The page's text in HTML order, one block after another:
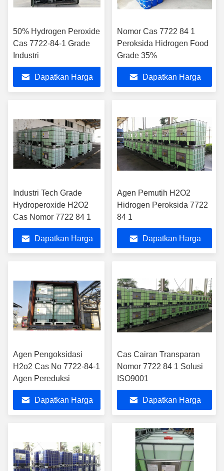
50% Hydrogen Peroxide
Cas 7722-84-1 Grade
Industri
Dapatkan Harga
Nomor Cas 7722 84 1
Peroksida Hidrogen Food
Grade 35%
Dapatkan Harga
Industri Tech Grade
Hydroperoxide H2O2
Cas Nomor 7722 84 1
Dapatkan Harga
Agen Pemutih H2O2
Hidrogen Peroksida 7722
84 1
Dapatkan Harga
Agen Pengoksidasi
H2o2 Cas No 7722-84-1
Agen Pereduksi
Dapatkan Harga
Cas Cairan Transparan
Nomor 7722 84 1 Solusi
ISO9001
Dapatkan Harga